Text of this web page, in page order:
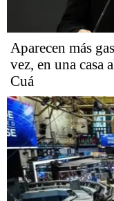
Aparecen más
vez, en una
Cuá